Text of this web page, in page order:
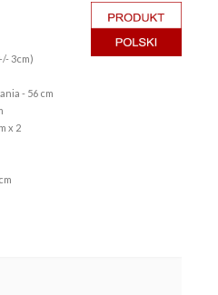
3cm)
- 56 cm
x 2